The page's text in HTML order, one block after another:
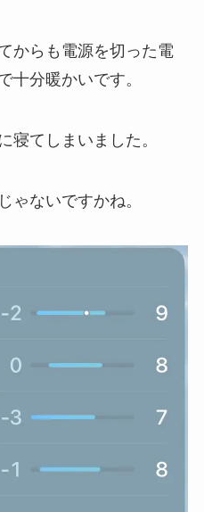
からも電源を切った電
十分暖かいです。
寝てしまいました。
ゃないですかね。